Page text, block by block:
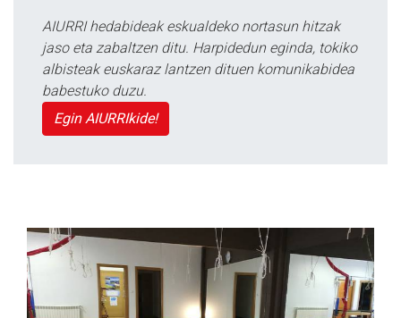
AIURRI hedabideak eskualdeko nortasun hitzak
jaso eta zabaltzen ditu. Harpidedun eginda, tokiko
albisteak euskaraz lantzen dituen komunikabidea
babestuko duzu.
Egin AIURRIkide!